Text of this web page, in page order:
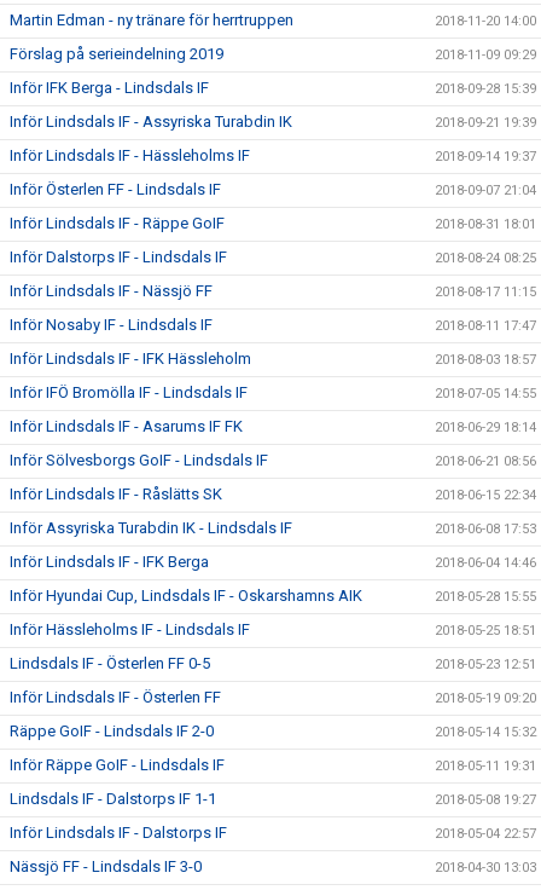
Martin Edman - ny tränare för herrtruppen 2018-11-20 14:00
Förslag på serieindelning 2019 2018-11-09 09:29
Inför IFK Berga - Lindsdals IF 2018-09-28 15:39
Inför Lindsdals IF - Assyriska Turabdin IK 2018-09-21 19:39
Inför Lindsdals IF - Hässleholms IF 2018-09-14 19:37
Inför Österlen FF - Lindsdals IF 2018-09-07 21:04
Inför Lindsdals IF - Räppe GoIF 2018-08-31 18:01
Inför Dalstorps IF - Lindsdals IF 2018-08-24 08:25
Inför Lindsdals IF - Nässjö FF 2018-08-17 11:15
Inför Nosaby IF - Lindsdals IF 2018-08-11 17:47
Inför Lindsdals IF - IFK Hässleholm 2018-08-03 18:57
Inför IFÖ Bromölla IF - Lindsdals IF 2018-07-05 14:55
Inför Lindsdals IF - Asarums IF FK 2018-06-29 18:14
Inför Sölvesborgs GoIF - Lindsdals IF 2018-06-21 08:56
Inför Lindsdals IF - Råslätts SK 2018-06-15 22:34
Inför Assyriska Turabdin IK - Lindsdals IF 2018-06-08 17:53
Inför Lindsdals IF - IFK Berga 2018-06-04 14:46
Inför Hyundai Cup, Lindsdals IF - Oskarshamns AIK 2018-05-28 15:55
Inför Hässleholms IF - Lindsdals IF 2018-05-25 18:51
Lindsdals IF - Österlen FF 0-5 2018-05-23 12:51
Inför Lindsdals IF - Österlen FF 2018-05-19 09:20
Räppe GoIF - Lindsdals IF 2-0 2018-05-14 15:32
Inför Räppe GoIF - Lindsdals IF 2018-05-11 19:31
Lindsdals IF - Dalstorps IF 1-1 2018-05-08 19:27
Inför Lindsdals IF - Dalstorps IF 2018-05-04 22:57
Nässjö FF - Lindsdals IF 3-0 2018-04-30 13:03